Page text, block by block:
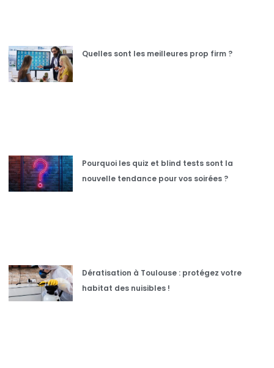
Quelles sont les meilleures prop firm ?
Pourquoi les quiz et blind tests sont la
nouvelle tendance pour vos soirées ?
Dératisation à Toulouse : protégez votre
habitat des nuisibles !